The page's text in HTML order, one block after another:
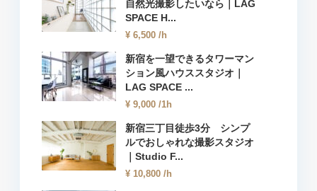
自然光撮影したいなら｜LAG
SPACE H...
¥ 6,500 /h
新宿を一望できるタワーマン
ション風ハウススタジオ｜
LAG SPACE ...
¥ 9,000 /1h
新宿三丁目徒歩3分 シンプ
ルでおしゃれな撮影スタジオ
｜Studio F...
¥ 10,800 /h